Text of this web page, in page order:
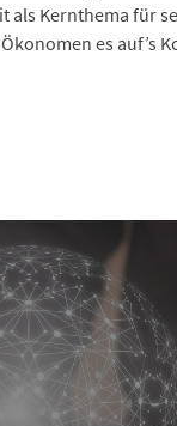
als Kernthema für
es auf’s